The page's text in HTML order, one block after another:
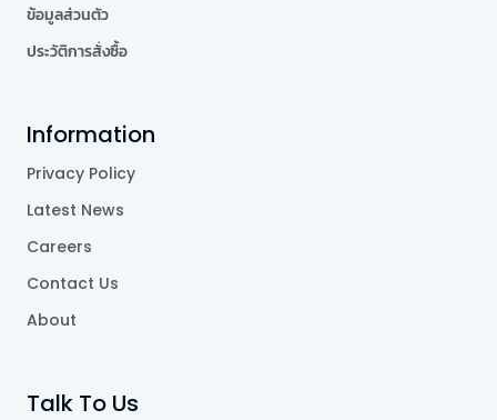
ข้อมูลส่วนตัว
ประวัติการสั่งซื้อ
Information
Privacy Policy
Latest News
Careers
Contact Us
About
Talk To Us